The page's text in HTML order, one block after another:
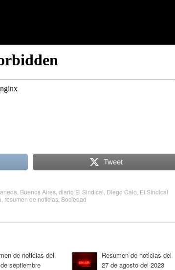
Tweet
Buenos Aires diario El Sindical Diego Calo El Sindical
resumen de noticias Sociedad
de noticias del
septiembre
Resumen de noticias del
27 de agosto del 2023